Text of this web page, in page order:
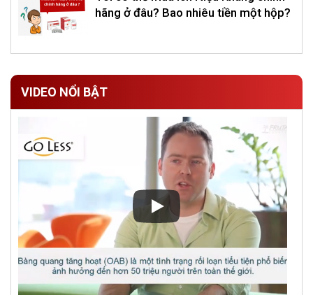
hãng ở đâu? Bao nhiêu tiền một hộp?
VIDEO NỔI BẬT